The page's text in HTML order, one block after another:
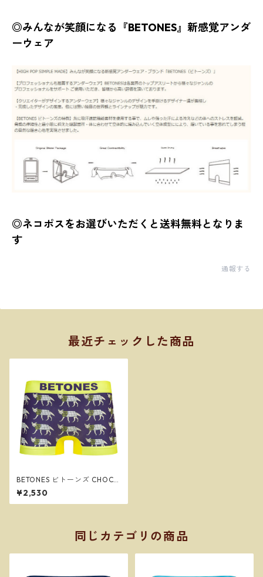
◎みんなが笑顔になる『BETONES』新感覚アンダ
ーウェア
◎ネコポスをお選びいただくと送料無料となりま
す
通報する
最近チェックした商品
BETONES ビトーンズ CHOCO
YOTE2 YELLOW メンズ フリ
ーサイズ ボクサーパンツ ※ネ
コポスで送料無料※
¥2,530
同じカテゴリの商品